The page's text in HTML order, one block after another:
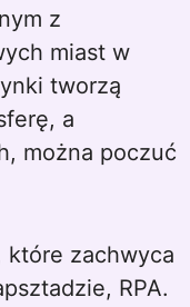
z
miast w
tworzą
a
można poczuć
które zachwyca
RPA.